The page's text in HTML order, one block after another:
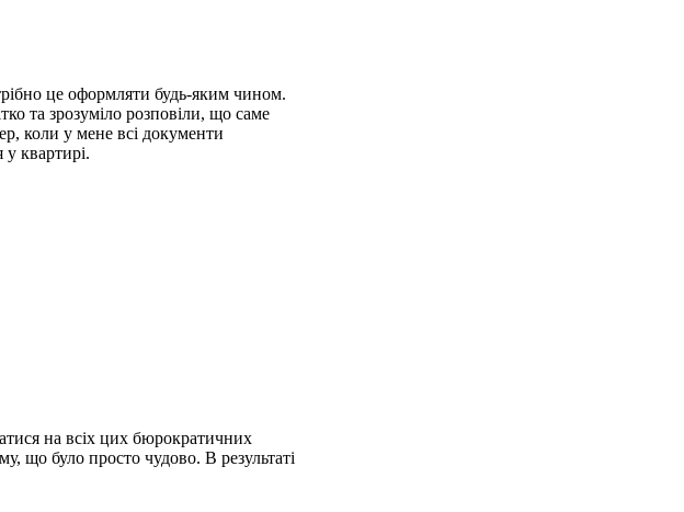
це оформляти будь-яким чином.
та зрозуміло розповіли, що саме
коли у мене всі документи
квартирі.
на всіх цих бюрократичних
що було просто чудово. В результаті